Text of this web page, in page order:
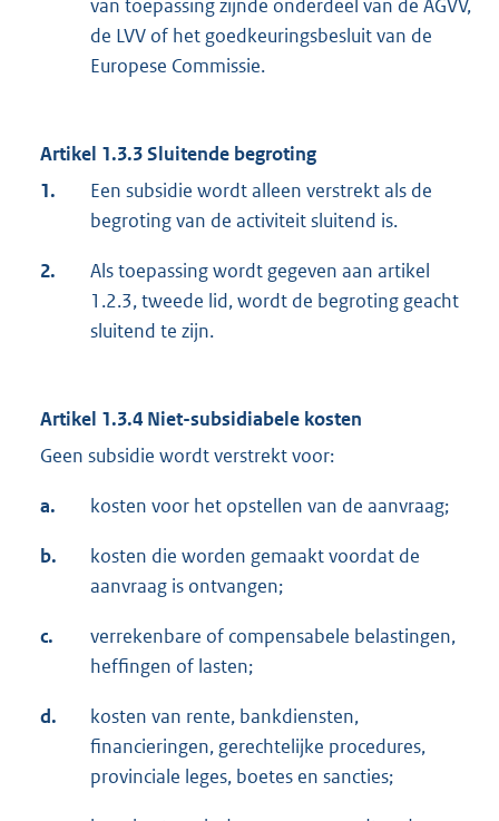
van toepassing zijnde onderdeel van de AGVV,
de LVV of het goedkeuringsbesluit van de
Europese Commissie.
Artikel 1.3.3 Sluitende begroting
1.
Een subsidie wordt alleen verstrekt als de
begroting van de activiteit sluitend is.
2.
Als toepassing wordt gegeven aan artikel
1.2.3, tweede lid, wordt de begroting geacht
sluitend te zijn.
Artikel 1.3.4 Niet-subsidiabele kosten
Geen subsidie wordt verstrekt voor:
a. kosten voor het opstellen van de aanvraag;
b.
kosten die worden gemaakt voordat de
aanvraag is ontvangen;
c.
verrekenbare of compensabele belastingen,
heffingen of lasten;
d.
kosten van rente, bankdiensten,
financieringen, gerechtelijke procedures,
provinciale leges, boetes en sancties;